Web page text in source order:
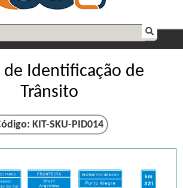
de Identificação de
Trânsito
KIT-SKU-PID014